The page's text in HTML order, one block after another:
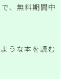
、無料期間中
うな本を読む